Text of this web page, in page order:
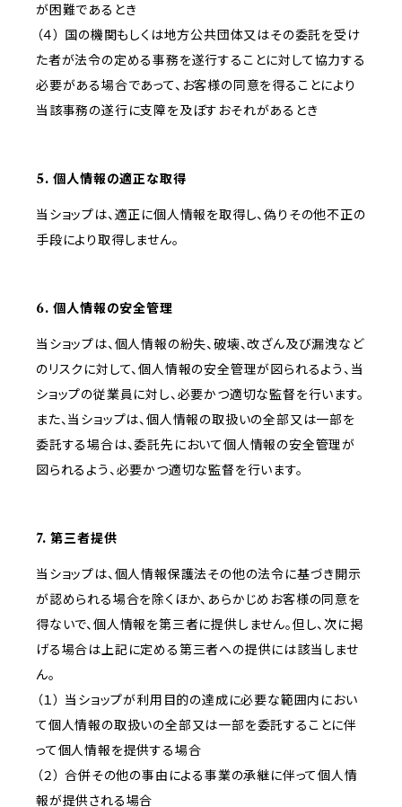
が困難であるとき
（４） 国の機関もしくは地方公共団体又はその委託を受け
た者が法令の定める事務を遂行することに対して協力する
必要がある場合であって、お客様の同意を得ることにより
当該事務の遂行に支障を及ぼすおそれがあるとき
5. 個人情報の適正な取得
当ショップは、適正に個人情報を取得し、偽りその他不正の
手段により取得しません。
6. 個人情報の安全管理
当ショップは、個人情報の紛失、破壊、改ざん及び漏洩など
のリスクに対して、個人情報の安全管理が図られるよう、当
ショップの従業員に対し、必要かつ適切な監督を行います。
また、当ショップは、個人情報の取扱いの全部又は一部を
委託する場合は、委託先において個人情報の安全管理が
図られるよう、必要かつ適切な監督を行います。
7. 第三者提供
当ショップは、個人情報保護法その他の法令に基づき開示
が認められる場合を除くほか、あらかじめお客様の同意を
得ないで、個人情報を第三者に提供しません。但し、次に掲
げる場合は上記に定める第三者への提供には該当しませ
ん。
（１） 当ショップが利用目的の達成に必要な範囲内におい
て個人情報の取扱いの全部又は一部を委託することに伴
って個人情報を提供する場合
（２） 合併その他の事由による事業の承継に伴って個人情
報が提供される場合